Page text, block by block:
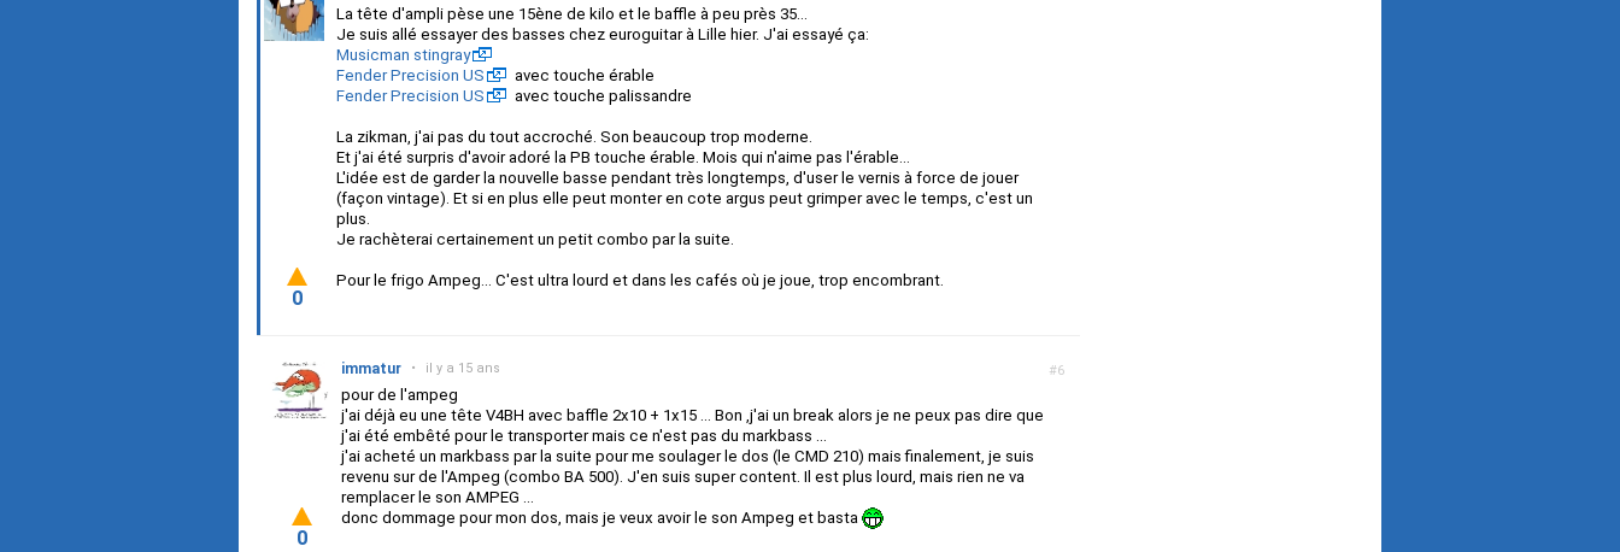
La tête d'ampli pèse une 15ène de kilo et le baffle à peu près 35...
Je suis allé essayer des basses chez euroguitar à Lille hier. J'ai essayé ça:
Musicman stingray
Fender Precision US
avec touche érable
Fender Precision US
avec touche palissandre
La zikman, j'ai pas du tout accroché. Son beaucoup trop moderne.
Et j'ai été surpris d'avoir adoré la PB touche érable. Mois qui n'aime pas l'érable...
L'idée est de garder la nouvelle basse pendant très longtemps, d'user le vernis à force de jouer
(façon vintage). Et si en plus elle peut monter en cote argus peut grimper avec le temps, c'est un
plus.
Je rachèterai certainement un petit combo par la suite.
Pour le frigo Ampeg... C'est ultra lourd et dans les cafés où je joue, trop encombrant.
0
#6
immatur • il y a 15 ans
pour de l'ampeg
j'ai déjà eu une tête V4BH avec baffle 2x10 + 1x15 ... Bon ,j'ai un break alors je ne peux pas dire que
j'ai été embêté pour le transporter mais ce n'est pas du markbass ...
j'ai acheté un markbass par la suite pour me soulager le dos (le CMD 210) mais finalement, je suis
revenu sur de l'Ampeg (combo BA 500). J'en suis super content. Il est plus lourd, mais rien ne va
remplacer le son AMPEG ...
donc dommage pour mon dos, mais je veux avoir le son Ampeg et basta
0